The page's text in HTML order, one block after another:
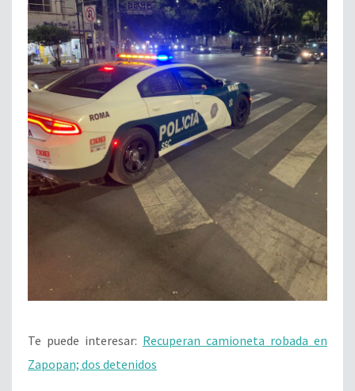
Te puede interesar: Recuperan camioneta robada en
Zapopan; dos detenidos